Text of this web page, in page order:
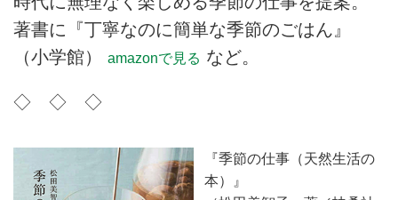
著書に『丁寧なのに簡単な季節のごはん』
（小学館）
amazonで見る など。
◇ ◇ ◇
『季節の仕事（天然生活の
本）』